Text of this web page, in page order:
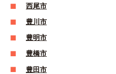
西尾市
豊川市
豊明市
豊橋市
豊田市